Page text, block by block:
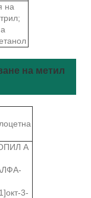
на
на метил
А
3-